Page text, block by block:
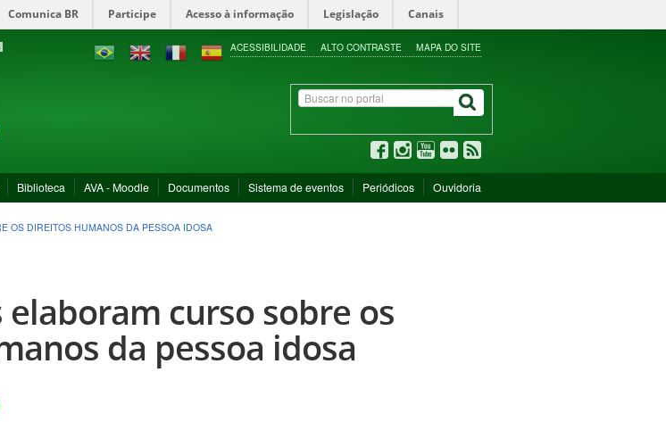
Comunica BR Participe Acesso à informação Legislação Canais
ACESSIBILIDADE ALTO CONTRASTE MAPA DO SITE
Biblioteca AVA - Moodle Documentos Sistema de eventos Periódicos Ouvidoria
OS DIREITOS HUMANOS DA PESSOA IDOSA
elaboram curso sobre os
da pessoa idosa